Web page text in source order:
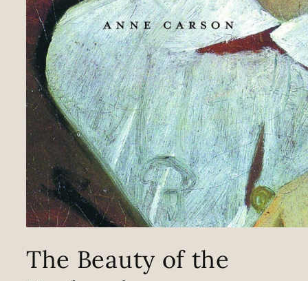
openen
The Beauty of the